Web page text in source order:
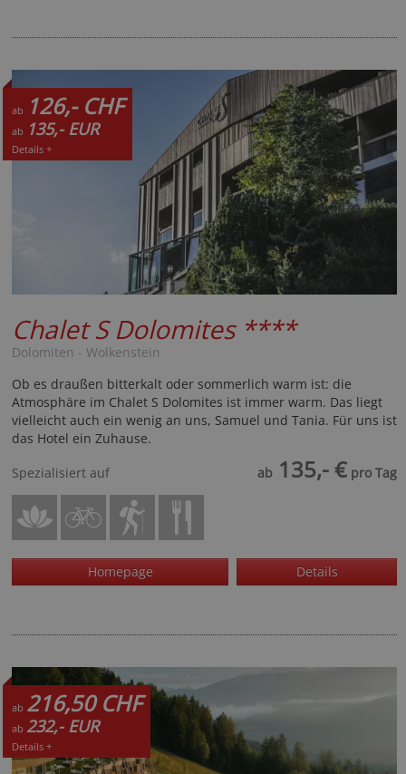
ab 126,- CHF
ab 135,- EUR
Details +
Chalet S Dolomites ****
Dolomiten - Wolkenstein
Ob es draußen bitterkalt oder sommerlich warm ist: die
Atmosphäre im Chalet S Dolomites ist immer warm. Das liegt
vielleicht auch ein wenig an uns, Samuel und Tania. Für uns ist
das Hotel ein Zuhause.
Spezialisiert auf
ab 135,- € pro Tag
Homepage Details
ab 216,50 CHF
ab 232,- EUR
Details +